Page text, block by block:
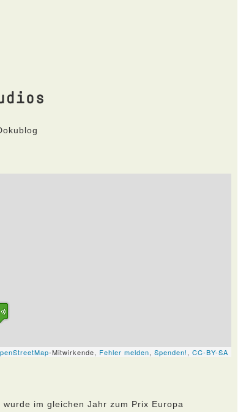
im gleichen Jahr zum Prix Europa